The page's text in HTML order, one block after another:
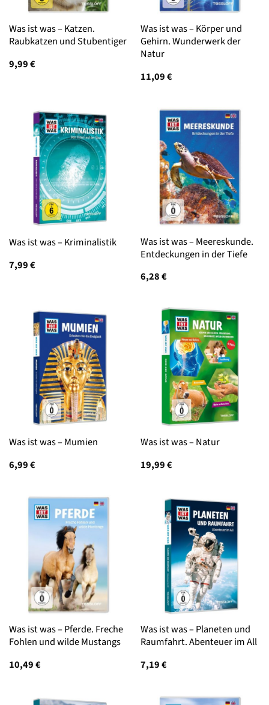
Was ist was – Katzen.
Raubkatzen und Stubentiger
9,99€
Was ist was – Körper und
Gehirn. Wunderwerk der
Natur
11,09€
Was ist was – Kriminalistik
7,99€
Was ist was – Meereskunde.
Entdeckungen in der Tiefe
6,28€
Was ist was – Mumien
6,99€
Was ist was – Natur
19,99€
Was ist was – Pferde. Freche
Fohlen und wilde Mustangs
10,49€
Was ist was – Planeten und
Raumfahrt. Abenteuer im All
7,19€